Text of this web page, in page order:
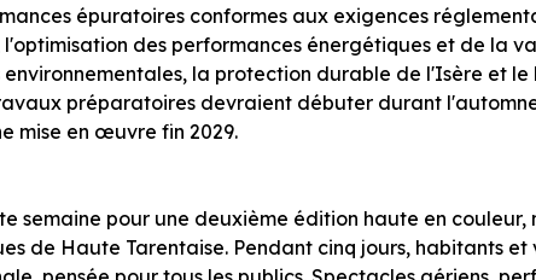
épuratoires conformes aux exigences
des performances énergétiques et de la
la protection durable de l'Isère et
préparatoires devraient débuter durant
mise en œuvre fin 2029.
semaine pour une deuxième édition haute en
de Haute Tarentaise. Pendant cinq jours, habitants et